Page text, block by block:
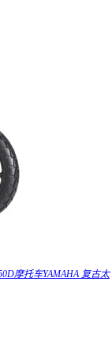
摩托车YAMAHA 复古太